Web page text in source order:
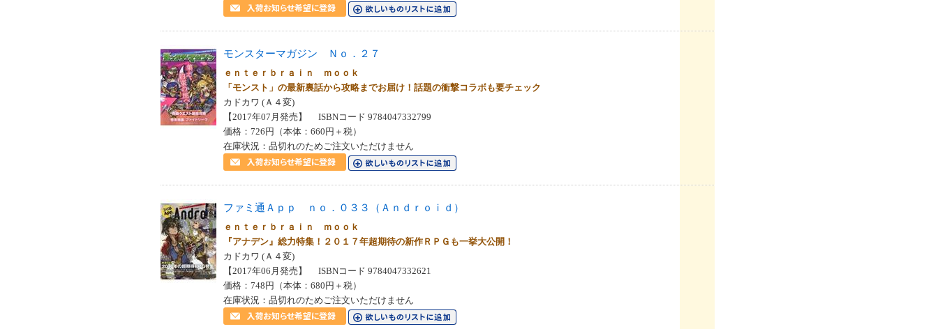
モンスターマガジン Ｎｏ．２７
ｅｎｔｅｒｂｒａｉｎ ｍｏｏｋ
「モンスト」の最新裏話から攻略までお届け！話題の衝撃コラボも要チェック
カドカワ (Ａ４変)
【2017年07月発売】 ISBNコード 9784047332799
価格：726円（本体：660円＋税）
在庫状況：品切れのためご注文いただけません
ファミ通Ａｐｐ ｎｏ．０３３（Ａｎｄｒｏｉｄ）
ｅｎｔｅｒｂｒａｉｎ ｍｏｏｋ
『アナデン』総力特集！２０１７年超期待の新作ＲＰＧも一挙大公開！
カドカワ (Ａ４変)
【2017年06月発売】 ISBNコード 9784047332621
価格：748円（本体：680円＋税）
在庫状況：品切れのためご注文いただけません